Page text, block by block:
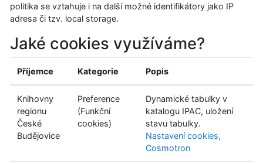
politika se vztahuje i na další možné identifikátory jako IP
adresa či tzv. local storage.
Jaké cookies využíváme?
Příjemce Kategorie Popis
Knihovny
regionu
České
Budějovice
Preference
(Funkční
cookies)
Dynamické tabulky v
katalogu IPAC, uložení
stavu tabulky.
Nastavení cookies,
Cosmotron